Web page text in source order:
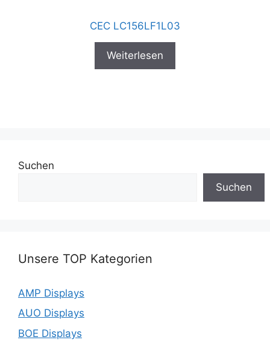
CEC LC156LF1L03
Weiterlesen
Suchen
Suchen
Unsere TOP Kategorien
AMP Displays
AUO Displays
BOE Displays